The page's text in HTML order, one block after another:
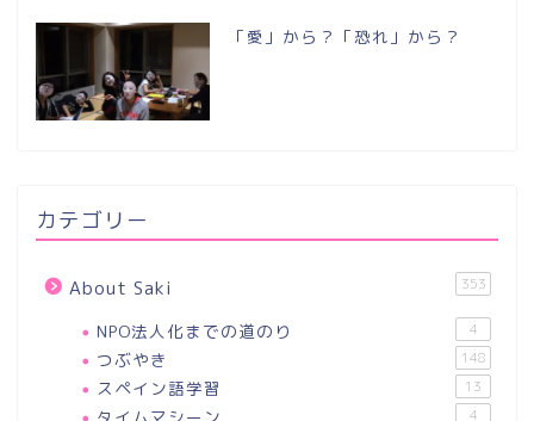
「愛」から？「恐れ」から？
カテゴリー
About Saki 353
NPO法人化までの道のり 4
つぶやき 148
スペイン語学習 13
4